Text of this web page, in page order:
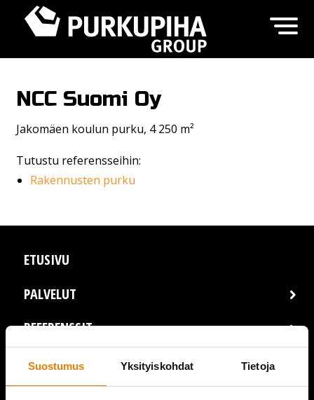
Suostumus Yksityiskohdat Tietoja
NCC Suomi Oy
Jakomäen koulun purku, 4 250 m²
Tutustu referensseihin:
Rakennusten purku
ETUSIVU
PALVELUT
REFERENSSIT
AJANKOHTAISTA